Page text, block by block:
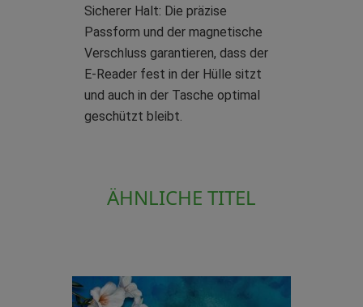
Sicherer Halt: Die präzise
Passform und der magnetische
Verschluss garantieren, dass der
E-Reader fest in der Hülle sitzt
und auch in der Tasche optimal
geschützt bleibt.
ÄHNLICHE TITEL